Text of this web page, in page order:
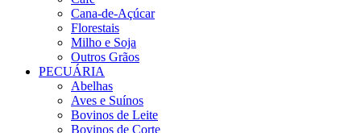
Cana-de-Açúcar
Florestais
Milho e Soja
Outros Grãos
PECUÁRIA
Abelhas
Aves e Suínos
Bovinos de Leite
Bovinos de Corte